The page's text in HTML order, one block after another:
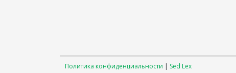
Политика конфиденциальности | Sed Lex